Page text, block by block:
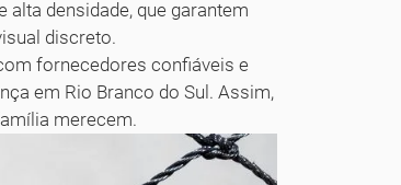
densidade, que garantem
discreto.
fornecedores confiáveis e
em Rio Branco do Sul. Assim,
merecem.